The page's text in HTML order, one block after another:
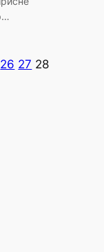
26 27 28